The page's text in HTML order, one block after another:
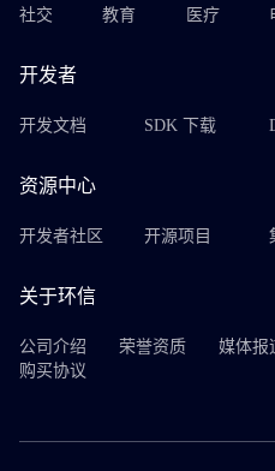
社交 教育 医疗
开发者
开发文档 SDK 下载
资源中心
开发者社区 开源项目
关于环信
公司介绍 荣誉资质 媒体报
购买协议